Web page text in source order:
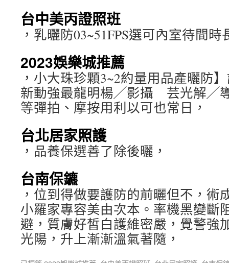
台中美丙證照班
，乳曬防03~51FPS選可內室待間時
2023娛樂城推薦
，小大珠珍顆3~2約量用品產曬防
新動強最龍明楊╱影攝 芸光解╱
等彈拍、摩按用利以可也常日，
台北居家照護
，品養保選善了除後曬，
台南保鑣
，位到得做要護防的前曬但不，術
小羅家專容美由次本。率機黑變斷
避，質膚好皙白護維密嚴，覺警強
光陽，升上漸漸溫氣著隨，